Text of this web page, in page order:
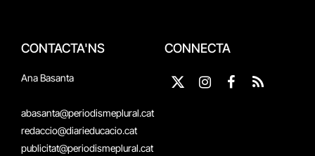
CONTACTA'NS
Ana Basanta
abasanta@periodismeplural.cat
redaccio@diarieducacio.cat
publicitat@periodismeplural.cat
CONNECTA
X
Instagram
Facebook
RSS